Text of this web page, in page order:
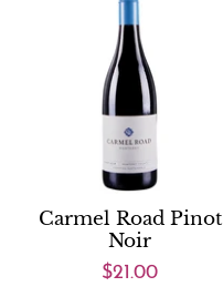
Carmel Road Pinot
Noir
$21.00